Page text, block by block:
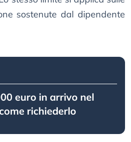
sostenute dal dipendente
euro in arrivo nel
richiederlo